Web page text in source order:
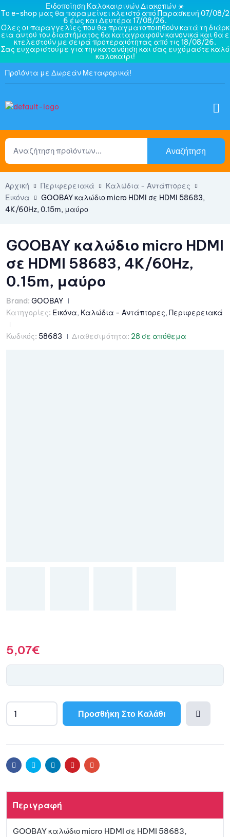
Ειδοποίηση Καλοκαιρινών Διακοπών ☀️
Το e-shop μας θα παραμείνει κλειστό από Παρασκευή 07/08/2
6 έως και Δευτέρα 17/08/26.
Όλες οι παραγγελίες που θα πραγματοποιηθούν κατά τη διάρκ
εια αυτού του διαστήματος θα καταγραφούν κανονικά και θα ε
κτελεστούν με σειρά προτεραιότητας από τις 18/08/26.
Σας ευχαριστούμε για την κατανόηση και σας ευχόμαστε καλό
καλοκαίρι!
Προϊόντα με Δωρεάν Μεταφορικά!
Αναζήτηση
Αρχική Περιφερειακά
Καλώδια - Αντάπτορες
Εικόνα
GOOBAY καλώδιο micro HDMI σε HDMI 58683,
4K/60Hz, 0.15m, μαύρο
GOOBAY καλώδιο micro HDMI
σε HDMI 58683, 4K/60Hz,
0.15m, μαύρο
Brand: GOOBAY
Κατηγορίες: Εικόνα, Καλώδια - Αντάπτορες, Περιφερειακά
Κωδικός: 58683 Διαθεσιμότητα: 28 σε απόθεμα
5,07€
Προσθήκη Στο Καλάθι
FacebookTwitter LinkedinPinterestEmail
Περιγραφή
GOOBAY καλώδιο micro HDMI σε HDMI 58683,